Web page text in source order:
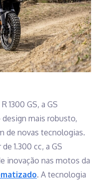
1300 GS, a GS
mais robusto,
de novas tecnologias.
1.300 cc, a GS
inovação nas motos da
. A tecnologia